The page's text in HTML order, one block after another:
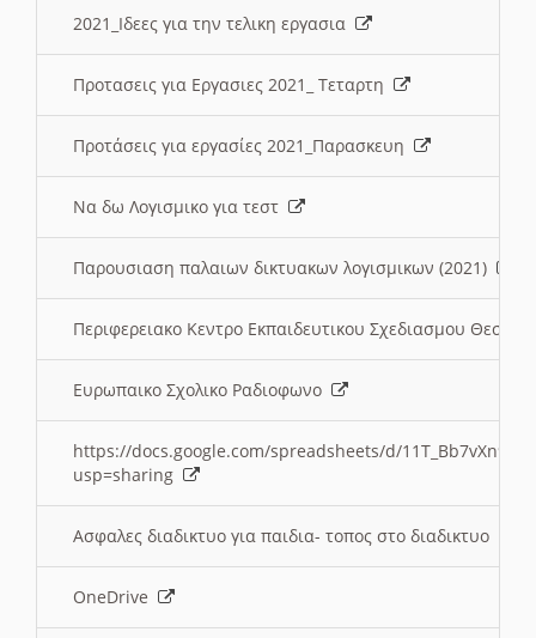
2021_Ιδεες για την τελικη εργασια
Προτασεις για Εργασιες 2021_ Τεταρτη
Προτάσεις για εργασίες 2021_Παρασκευη
Να δω Λογισμικο για τεστ
Παρουσιαση παλαιων δικτυακων λογισμικων (2021)
Περιφερειακο Κεντρο Εκπαιδευτικου Σχεδιασμου
Ευρωπαικο Σχολικο Ραδιοφωνο
https://docs.google.com/spreadsheets/d/
usp=sharing
Ασφαλες διαδικτυο για παιδια- τοπος στο διαδικτυο
OneDrive